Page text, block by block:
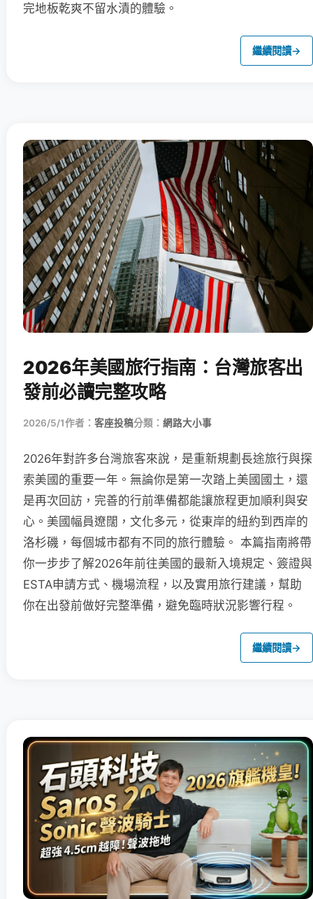
完地板乾爽不留水漬的體驗。
繼續閱讀→
2026年美國旅行指南：台灣旅客出
發前必讀完整攻略
2026/5/1作者： 客座投稿分類： 網路大小事
2026年對許多台灣旅客來說，是重新規劃長途旅行與探
索美國的重要一年。無論你是第一次踏上美國國土，還
是再次回訪，完善的行前準備都能讓旅程更加順利與安
心。美國幅員遼闊，文化多元，從東岸的紐約到西岸的
洛杉磯，每個城市都有不同的旅行體驗。 本篇指南將帶
你一步步了解2026年前往美國的最新入境規定、簽證與
ESTA申請方式、機場流程，以及實用旅行建議，幫助
你在出發前做好完整準備，避免臨時狀況影響行程。
繼續閱讀→